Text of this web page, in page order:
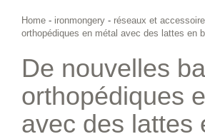
Home - ironmongery - réseaux et
orthopédiques en métal avec des lattes en
De nouvelles
orthopédiques
avec des lattes